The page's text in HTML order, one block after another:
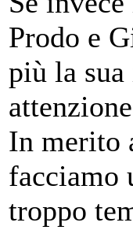
Prodo e
più la sua
In merito
facciamo
troppo